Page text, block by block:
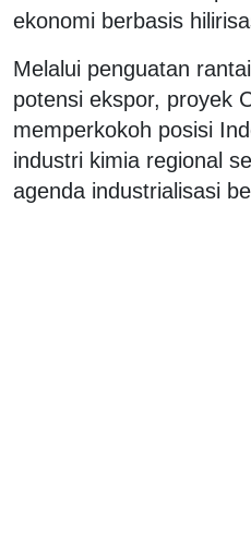
ekonomi berbasis
Melalui penguatan
potensi ekspor, proyek
memperkokoh posisi
industri kimia regional
agenda industrialisasi